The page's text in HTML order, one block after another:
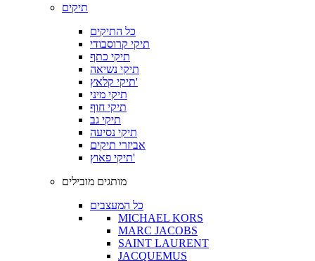
תיקים
כל התיקים
תיקי קרוסבודי
תיקי כתף
תיקי נשיאה
תיקי קלאץ'
תיקי מיני
תיקי חוף
תיקי גב
תיקי נסיעה
אביזרי תיקים
תיקי פאוץ'
מותגים מובילים
כל המעצבים
MICHAEL KORS
MARC JACOBS
SAINT LAURENT
JACQUEMUS